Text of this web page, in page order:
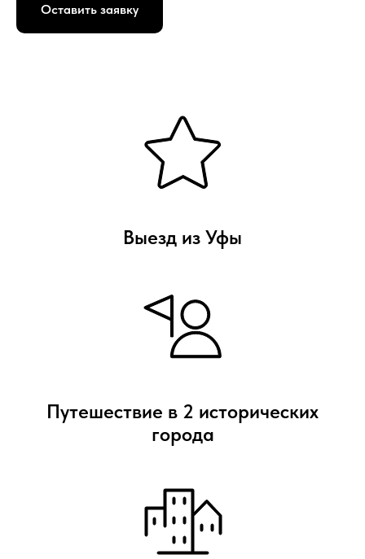
Оставить заявку
Выезд из Уфы
Путешествие в 2 исторических
города